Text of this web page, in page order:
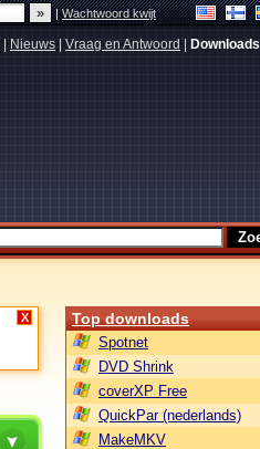
|Wachtwoord kwijt
Nieuws Vraag en Antwoord Downloads
X Top downloads
Spotnet
DVD Shrink
coverXP Free
QuickPar (nederlands)
MakeMKV